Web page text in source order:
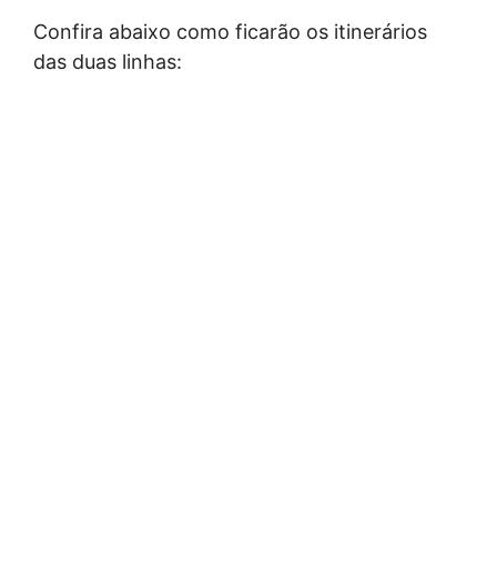
Confira abaixo como ficarão os itinerários
das duas linhas: